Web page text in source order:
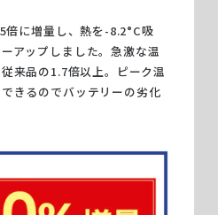
倍に増量し、熱を-8.2°C吸
アップしました。急激な温
来品の1.7倍以上。ピーク温
きるのでバッテリーの劣化